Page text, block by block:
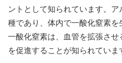
ントとして知られています。
種であり、体内で一酸化窒素を
一酸化窒素は、血管を拡張さ
を促進することが知られていま